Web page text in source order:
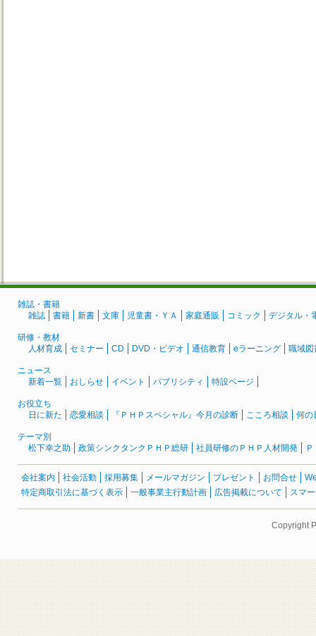
雑誌・書籍
雑誌
書籍 新書 文庫 児童書・ＹＡ 家庭通販 コミック デジタル・
研修・教材
人材育成
セミナー CD DVD・ビデオ 通信教育 eラーニング 職域図
ニュース
新着一覧
おしらせ イベント パブリシティ 特設ページ
お役立ち
日に新た
恋愛相談 『ＰＨＰスペシャル』今月の診断 こころ相談 何の
テーマ別
松下幸之助
政策シンクタンクＰＨＰ総研 社員研修のＰＨＰ人材開発
会社案内 社会活動 採用募集 メールマガジン プレゼント お問合せ
特定商取引法に基づく表示
一般事業主行動計画 広告掲載について スマ
Copyright